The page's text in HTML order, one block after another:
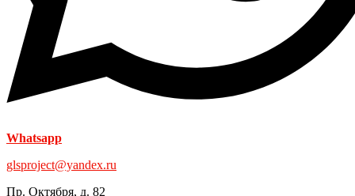
Whatsapp
glsproject@yandex.ru
Пр. Октября, д. 82